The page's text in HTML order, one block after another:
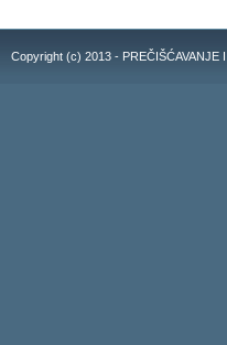
Copyright (c) 2013 -